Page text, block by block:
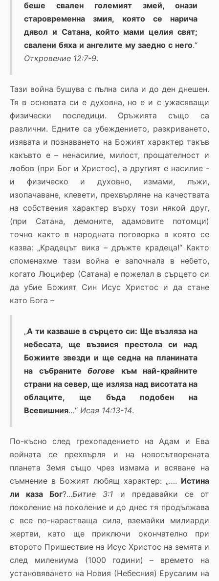
беше свален големият змей, онази
старовременна змия, която се нарича
дявол и Сатана, който мами целия свят;
свалени бяха и ангелите му заедно с него.“
Откровение 12:7-9.
Тази война бушува с пълна сила и до ден днешен.
Тя в основата си е духовна, но е и с ужасяващи
физически последици. Оръжията също са
различни. Едните са убеждението, разкриването,
изявата и познаването на Божият характер такъв
какъвто е – ненасилие, милост, прощателност и
любов (при Бог и Христос), а другият е насилие -
и физическо и духовно, измами, лъжи,
изопачаване, клевети, прехвърляне на качествата
на собствения характер върху този някой друг,
(при Сатана, демоните, адамовите потомци)
точно както в народната поговорка в която се
казва: „Крадецът вика – дръжте крадеца!“ Както
споменахме тази война е започнала в небето,
когато Люцифер (Сатана) е пожелал в сърцето си
да убие Божият Син Исус Христос и да стане
като Бога –
„А ти казваше в сърцето си: Ще възляза на
небесата, ще възвися престола си над
Божиите звезди и ще седна на планината
на събраните богове към най-крайните
страни на север, ще изляза над висотата на
облаците, ще бъда подобен на
Всевишния…“ Исая 14:13-14.
По-късно след грехопадението на Адам и Ева
войната се прехвърля и на новосътворената
планета Земя също чрез измама и всяване на
съмнение в Божият любящ характер: „…. Истина
ли каза Бог?...Битие 3:1 и предавайки се от
поколение на поколение и до днес тя продължава
с все по-нарастваща сила, вземайки милиарди
жертви, като ще приключи окончателно при
второто Пришествие на Исус Христос на земята и
след милениума (1000 години) – времето на
установяването на Новия (Небесния) Ерусалим на